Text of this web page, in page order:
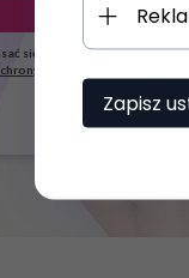
Zapisz
się do newslettera.
danych osobowych